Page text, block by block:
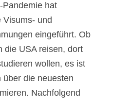
Pandemie hat
Visums- und
eingeführt. Ob
die USA reisen, dort
wollen, es ist
die neuesten
Nachfolgend